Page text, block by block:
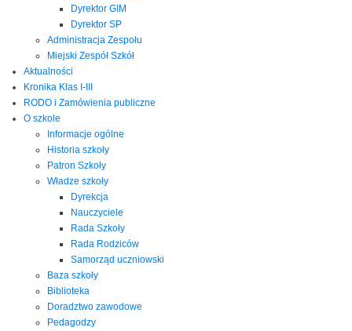
Dyrektor GIM
Dyrektor SP
Administracja Zespołu
Miejski Zespół Szkół
Aktualności
Kronika Klas I-III
RODO i Zamówienia publiczne
O szkole
Informacje ogólne
Historia szkoły
Patron Szkoły
Władze szkoły
Dyrekcja
Nauczyciele
Rada Szkoły
Rada Rodziców
Samorząd uczniowski
Baza szkoły
Biblioteka
Doradztwo zawodowe
Pedagodzy